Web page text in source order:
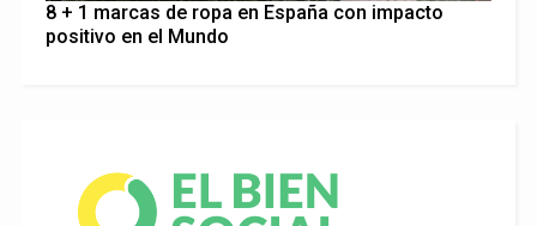
8 + 1 marcas de ropa en España con impacto
positivo en el Mundo